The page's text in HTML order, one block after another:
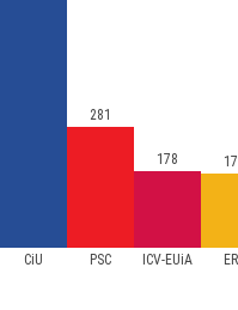
CiU PSC ICV-EUiA
281
178